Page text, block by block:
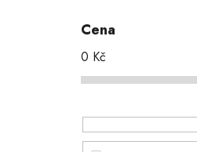
Cena
0 Kč